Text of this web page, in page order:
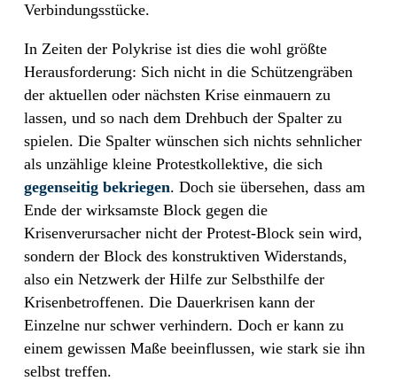
Verbindungsstücke.
In Zeiten der Polykrise ist dies die wohl größte
Herausforderung: Sich nicht in die Schützengräben
der aktuellen oder nächsten Krise einmauern zu
lassen, und so nach dem Drehbuch der Spalter zu
spielen. Die Spalter wünschen sich nichts sehnlicher
als unzählige kleine Protestkollektive, die sich
gegenseitig bekriegen. Doch sie übersehen, dass am
Ende der wirksamste Block gegen die
Krisenverursacher nicht der Protest-Block sein wird,
sondern der Block des konstruktiven Widerstands,
also ein Netzwerk der Hilfe zur Selbsthilfe der
Krisenbetroffenen. Die Dauerkrisen kann der
Einzelne nur schwer verhindern. Doch er kann zu
einem gewissen Maße beeinflussen, wie stark sie ihn
selbst treffen.